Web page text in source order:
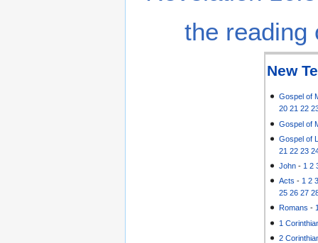
the reading
New
Gospel of
20 21 22
Gospel of
Gospel of
21 22 23
John - 1 2
Acts - 1 2
25 26 27
Romans -
1
2